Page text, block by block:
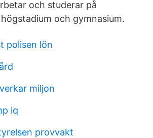
och studerar på
och gymnasium.
polisen lön
miljon
iq
provvakt